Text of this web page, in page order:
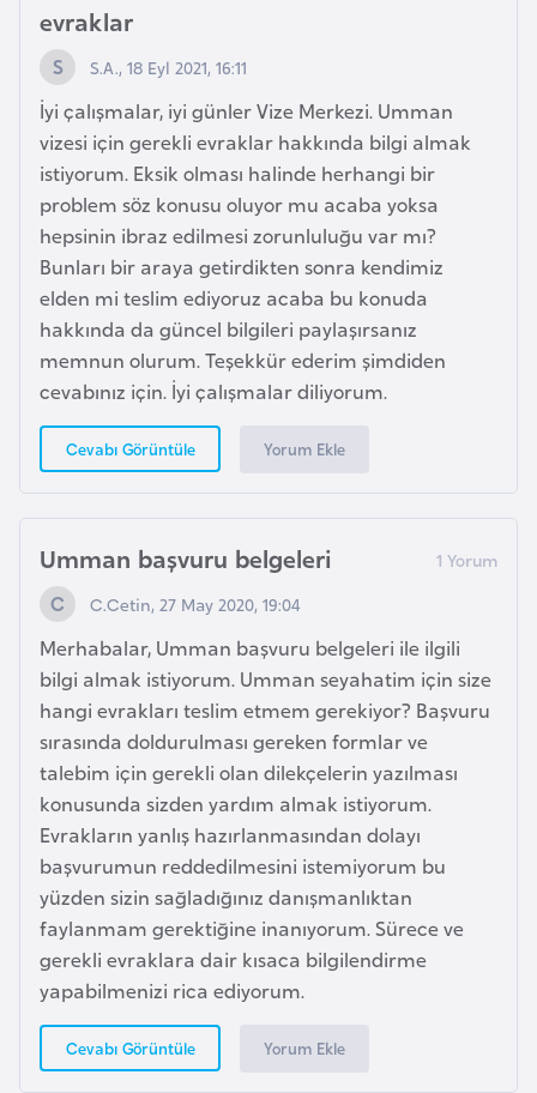
evraklar
S.A., 18 Eyl 2021, 16:11
İyi çalışmalar, iyi günler Vize Merkezi. Umman
vizesi için gerekli evraklar hakkında bilgi almak
istiyorum. Eksik olması halinde herhangi bir
problem söz konusu oluyor mu acaba yoksa
hepsinin ibraz edilmesi zorunluluğu var mı?
Bunları bir araya getirdikten sonra kendimiz
elden mi teslim ediyoruz acaba bu konuda
hakkında da güncel bilgileri paylaşırsanız
memnun olurum. Teşekkür ederim şimdiden
cevabınız için. İyi çalışmalar diliyorum.
Cevabı Görüntüle Yorum Ekle
Umman başvuru belgeleri
C.Cetin, 27 May 2020, 19:04
Merhabalar, Umman başvuru belgeleri ile ilgili
bilgi almak istiyorum. Umman seyahatim için size
hangi evrakları teslim etmem gerekiyor? Başvuru
sırasında doldurulması gereken formlar ve
talebim için gerekli olan dilekçelerin yazılması
konusunda sizden yardım almak istiyorum.
Evrakların yanlış hazırlanmasından dolayı
başvurumun reddedilmesini istemiyorum bu
yüzden sizin sağladığınız danışmanlıktan
faylanmam gerektiğine inanıyorum. Sürece ve
gerekli evraklara dair kısaca bilgilendirme
yapabilmenizi rica ediyorum.
Cevabı Görüntüle Yorum Ekle
F
r
a
n
s
a
G
a
b
o
n
G
a
m
i
y
a
G
a
n
a
G
i
n
e
B
s